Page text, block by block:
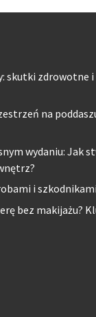
skutki zdrowotne i
na
wydaniu: Jak
i szkodnikami
bez makijażu?